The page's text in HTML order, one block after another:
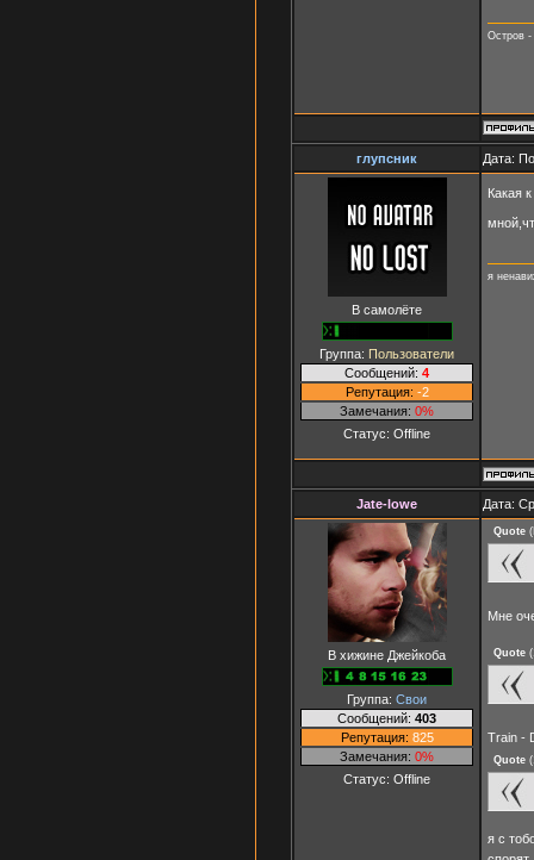
Остров
глупсник Дата:
В самолёте
Группа: Пользователи
Сообщений: 4
Репутация: -2
Замечания: 0%
Статус: Offline
Какая
я
Jate-lowe Дата:
В хижине Джейкоба
Группа: Свои
Сообщений: 403
Репутация: 825
Замечания: 0%
Статус: Offline
Quote (
Мне
Quote (
Train -
Quote (
я с